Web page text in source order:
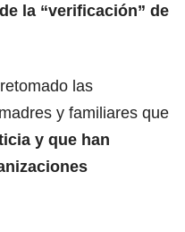
la “verificación” de
las
y familiares que
y que han